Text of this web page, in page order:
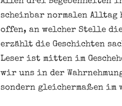
scheinbar normalen
offen, an welcher Stelle
erzählt die Geschichten
Leser ist mitten im
wir uns in der
sondern gleichermaßen im